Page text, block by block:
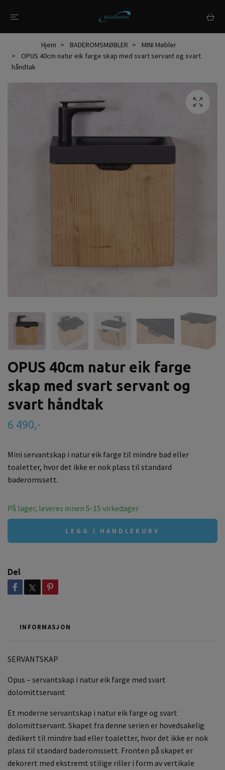
Hjem BADEROMSMØBLER
MINI Møbler
OPUS 40cm natur eik farge skap med svart servant og svart
håndtak
OPUS 40cm natur eik farge
skap med svart servant og
svart håndtak
6 490,-
Mini servantskap i natur eik farge til mindre bad eller
toaletter, hvor det ikke er nok plass til standard
baderomssett.
På lager, leveres innen 5-15 virkedager
LEGG I HANDLEKURV
Del
INFORMASJON
SERVANTSKAP
Opus – servantskap i natur eik farge med svart
dolomittservant
Et moderne servantskap i natur eik farge og svart
dolomittservant. Skapet fra denne serien er hovedsakelig
dedikert til mindre bad eller toaletter, hvor det ikke er nok
plass til standard baderomssett. Fronten på skapet er
dekorert med ekstremt stilige riller i form av vertikale